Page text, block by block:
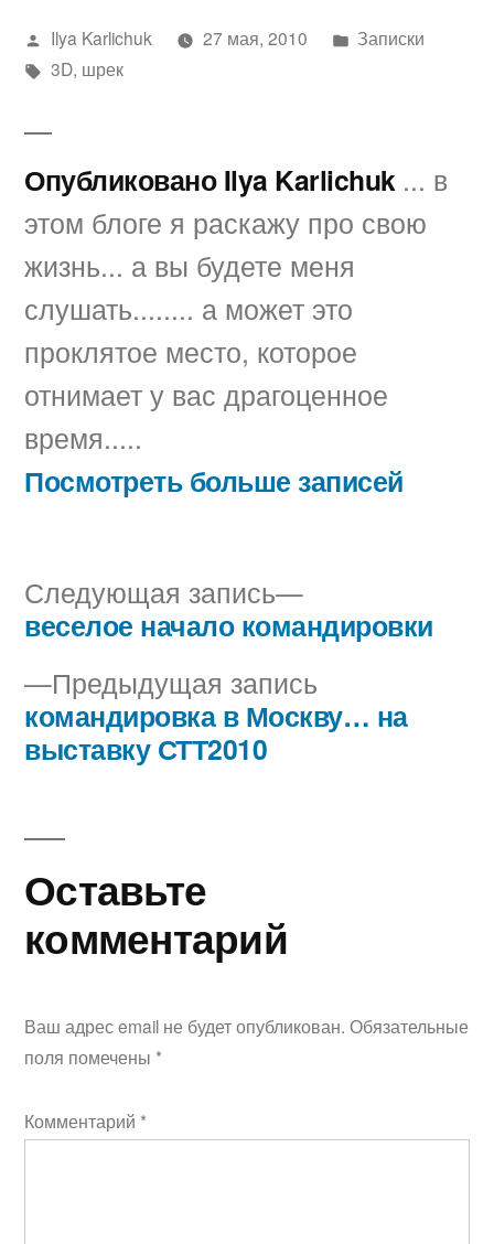
Написано
автором
Ilya Karlichuk 27 мая, 2010
Написано
Записки
Метки:
3D, шрек
Опубликовано Ilya Karlichuk ... в
этом блоге я раскажу про свою
жизнь... а вы будете меня
слушать........ а может это
проклятое место, которое
отнимает у вас драгоценное
время.....
Посмотреть больше записей
Навигация
по
записям
Предыдущая запись
запись:
командировка в Москву… на
выставку СТТ2010
Следующая запись
Следующая
запись:
веселое начало командировки
Оставьте
комментарий
Ваш адрес email не будет опубликован. Обязательные
поля помечены *
Комментарий *